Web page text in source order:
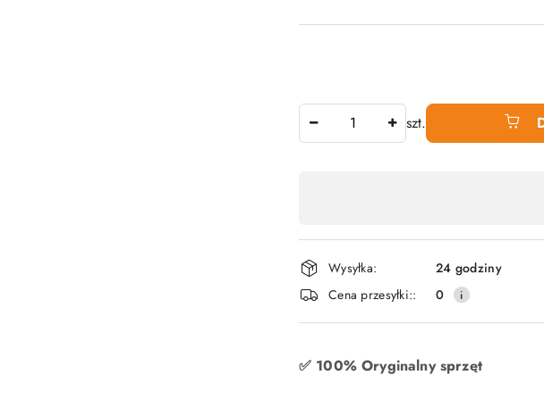
szt.
,
płatność
i
dostawa
Wysyłka:
24 godziny
Cena przesyłki::
0
✅ 100% Oryginalny sprzęt